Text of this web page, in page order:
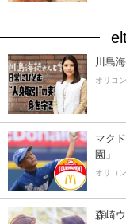
川島
オリコ
マク
園」
オリコ
森崎